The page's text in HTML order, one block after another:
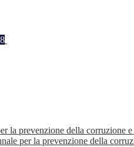
la prevenzione della corruzione e
per la prevenzione della